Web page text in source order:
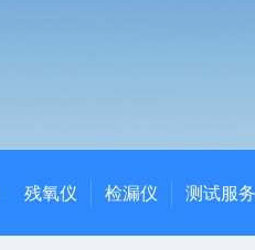
残氧仪 检漏仪 测试服务